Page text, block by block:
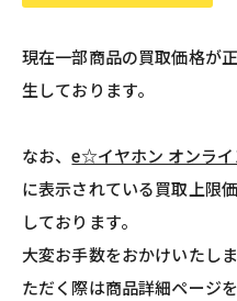
現在一部商品の買取価格が
生しております。
なお、e☆イヤホン オンライ
に表示されている買取上限
しております。
大変お手数をおかけいたし
ただく際は商品詳細ページ